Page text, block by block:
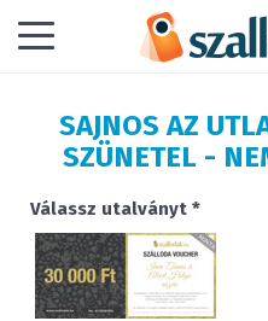
SAJNOS AZ
SZÜNETEL -
Válassz utalványt *